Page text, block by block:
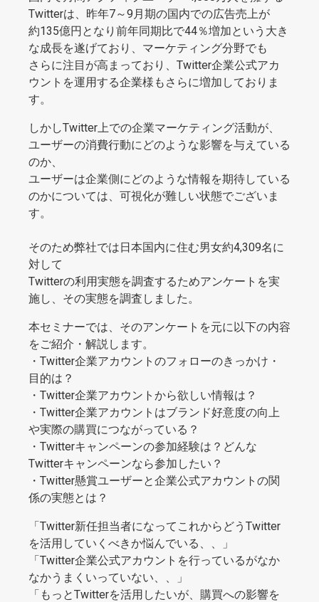
Twitterは、昨年7～9月期の国内での広告売上が
約135億円となり前年同期比で44％増加という大き
な成長を遂げており、マーケティング分野でも
さらに注目が高まっており、Twitter企業公式アカ
ウントを運用する企業様もさらに増加しておりま
す。
しかしTwitter上での企業マーケティング活動が、
ユーザーの消費行動にどのような影響を与えている
のか、
ユーザーは企業側にどのような情報を期待している
のかについては、可視化が難しい状態でございま
す。
そのため弊社では日本国内に住む男女約4,309名に
対して
Twitterの利用実態を調査するためアンケートを実
施し、その実態を調査しました。
本セミナーでは、そのアンケートを元に以下の内容
をご紹介・解説します。
・Twitter企業アカウントのフォローのきっかけ・
目的は？
・Twitter企業アカウントから欲しい情報は？
・Twitter企業アカウントはブランド好意度の向上
や実際の購買につながっている？
・Twitterキャンペーンの参加経験は？どんな
Twitterキャンペーンなら参加したい？
・Twitter懸賞ユーザーと企業公式アカウントの関
係の実態とは？
「Twitter新任担当者になってこれからどうTwitter
を活用していくべきか悩んでいる、、」
「Twitter企業公式アカウントを行っているがなか
なかうまくいっていない、、」
「もっとTwitterを活用したいが、購買への影響を